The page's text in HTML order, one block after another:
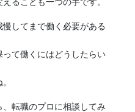
してまで働く必要がある
て働くにはどうしたらい
転職のプロに相談してみ